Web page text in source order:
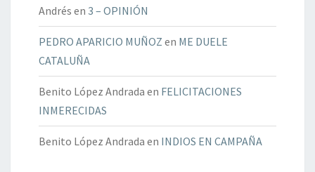
Andrés en 3 – OPINIÓN
PEDRO APARICIO MUÑOZ en ME DUELE
CATALUÑA
Benito López Andrada en FELICITACIONES
INMERECIDAS
Benito López Andrada en INDIOS EN CAMPAÑA